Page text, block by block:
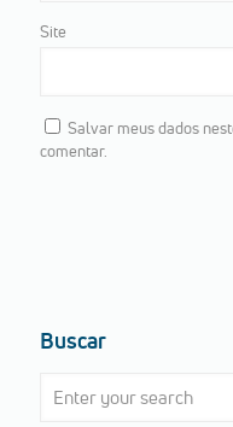
Site
Salvar meus dados
comentar.
Buscar